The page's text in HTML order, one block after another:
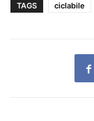
TAGS ciclabile